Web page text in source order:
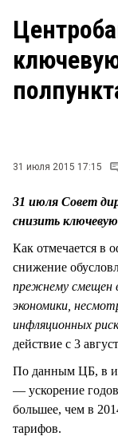
ЗАКОН
НОВОСТИ
31 июля 2015 17:15
31 июля Совет
снизить ключевую
Как отмечается в
снижение
прежнему смещен
экономики,
инфляционных
действие с 3
По данным ЦБ, в
— ускорение
большее, чем в
тарифов.